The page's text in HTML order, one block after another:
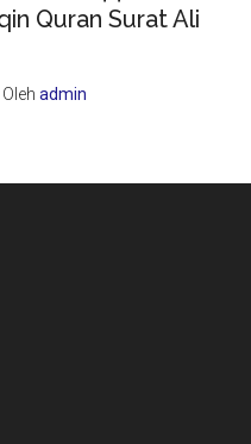
Quran Surat Ali
Olehadmin